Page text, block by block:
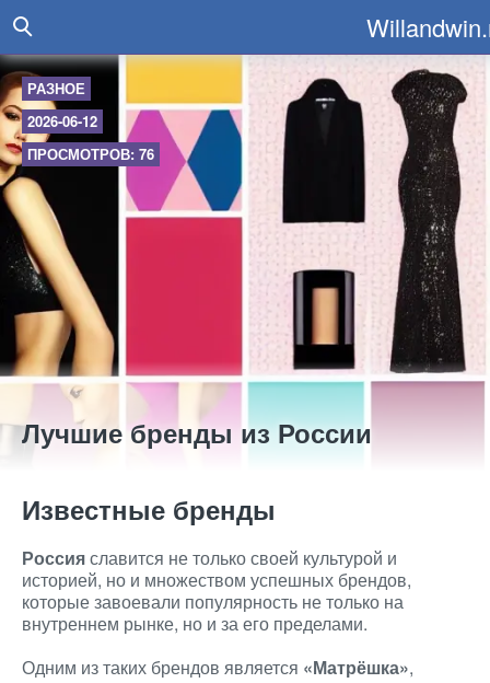
РАЗНОЕ
2026-06-12
ПРОСМОТРОВ: 76
Лучшие бренды из России
Известные бренды
Россияславится не только своей культурой и
историей, но и множеством успешных брендов,
которые завоевали популярность не только на
внутреннем рынке, но и за его пределами.
Одним из таких брендов является «Матрёшка»,